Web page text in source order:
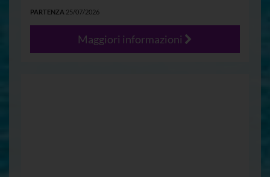
PARTENZA 25/07/2026
Maggiori informazioni